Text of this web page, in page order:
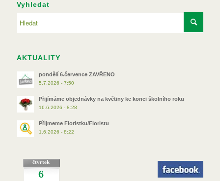
Vyhledat
AKTUALITY
pondělí 6.července ZAVŘENO
5.7.2026 - 7:50
Přijímáme objednávky na květiny ke konci školního roku
16.6.2026 - 8:28
Přijmeme Floristku/Floristu
1.6.2026 - 8:22
čtvrtek
6